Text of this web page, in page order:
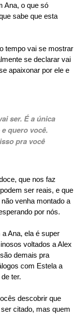
Ana, o que só
sabe que esta
tempo vai se mostrar
se declarar vai
apaixonar por ele e
ser. É a única
quero você.
pra você
que nos faz
ser reais, e que
venha montado a
por nós.
Ana, ela é super
voltados a Alex
demais pra
com Estela a
ter.
descobrir que
citado, mas quem